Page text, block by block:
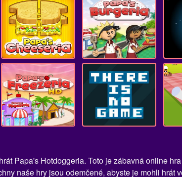
Papa's Hotdoggeria. Toto je zábavná online
naše hry jsou odemčené, abyste je mohli